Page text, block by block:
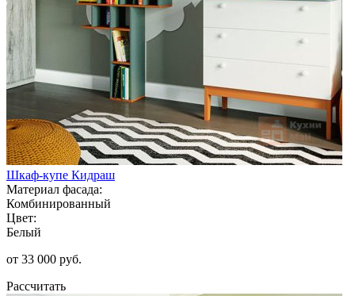
Шкаф-купе Кидраш
Материал фасада:
Комбинированный
Цвет:
Белый
от 33 000 руб.
Рассчитать